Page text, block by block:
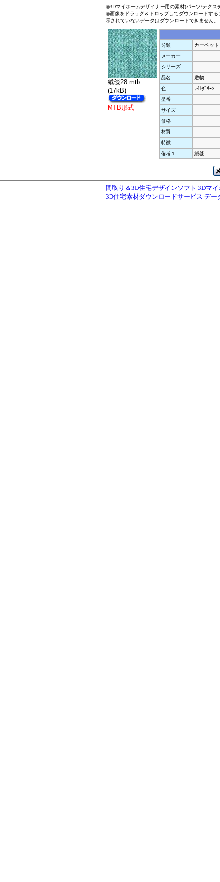
◎3Dマイホームデザイナー用の素材(パーツ/テクス
◎画像をドラッグ＆ドロップしてダウンロードす
示されていないデータはダウンロードできません。
絨毯28.mtb
(17kB)
MTB形式
分類
カーペット
メーカー
シリーズ
品名
敷物
色
ﾗｲﾄｸﾞﾘｰﾝ
型番
サイズ
価格
材質
特徴
備考１
絨毯
間取り＆3D住宅デザインソフト 3Dマ
3D住宅素材ダウンロードサービス デー